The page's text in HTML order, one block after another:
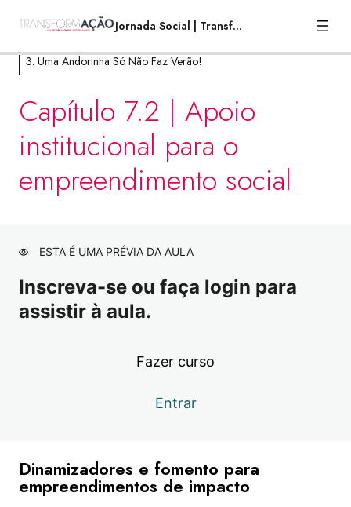
Jornada Social | TransformAção
8 aulas
2. A mais alta torre, começa no chão.
3. Uma Andorinha Só Não Faz Verão!
empreendimento social
Capítulo 7.2 | Apoio institucional para o
empreendimento social
Capítulo 7.3 | Ebook e workbook
Live 7 | Apoio institucional para o
empreendimento social
Capítulo 8.1 | Gestão financeira para
empreendedores sociais
Capítulo 8.3 | Ebook e workbook
3. Uma Andorinha Só Não Faz Verão!
Capítulo 7.2 | Apoio
institucional para o
empreendimento social
ESTA É UMA PRÉVIA DA AULA
Inscreva-se ou faça login para
assistir à aula.
Fazer curso
Entrar
Dinamizadores e fomento para
empreendimentos de impacto